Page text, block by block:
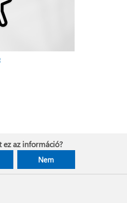
ez az információ?
Nem